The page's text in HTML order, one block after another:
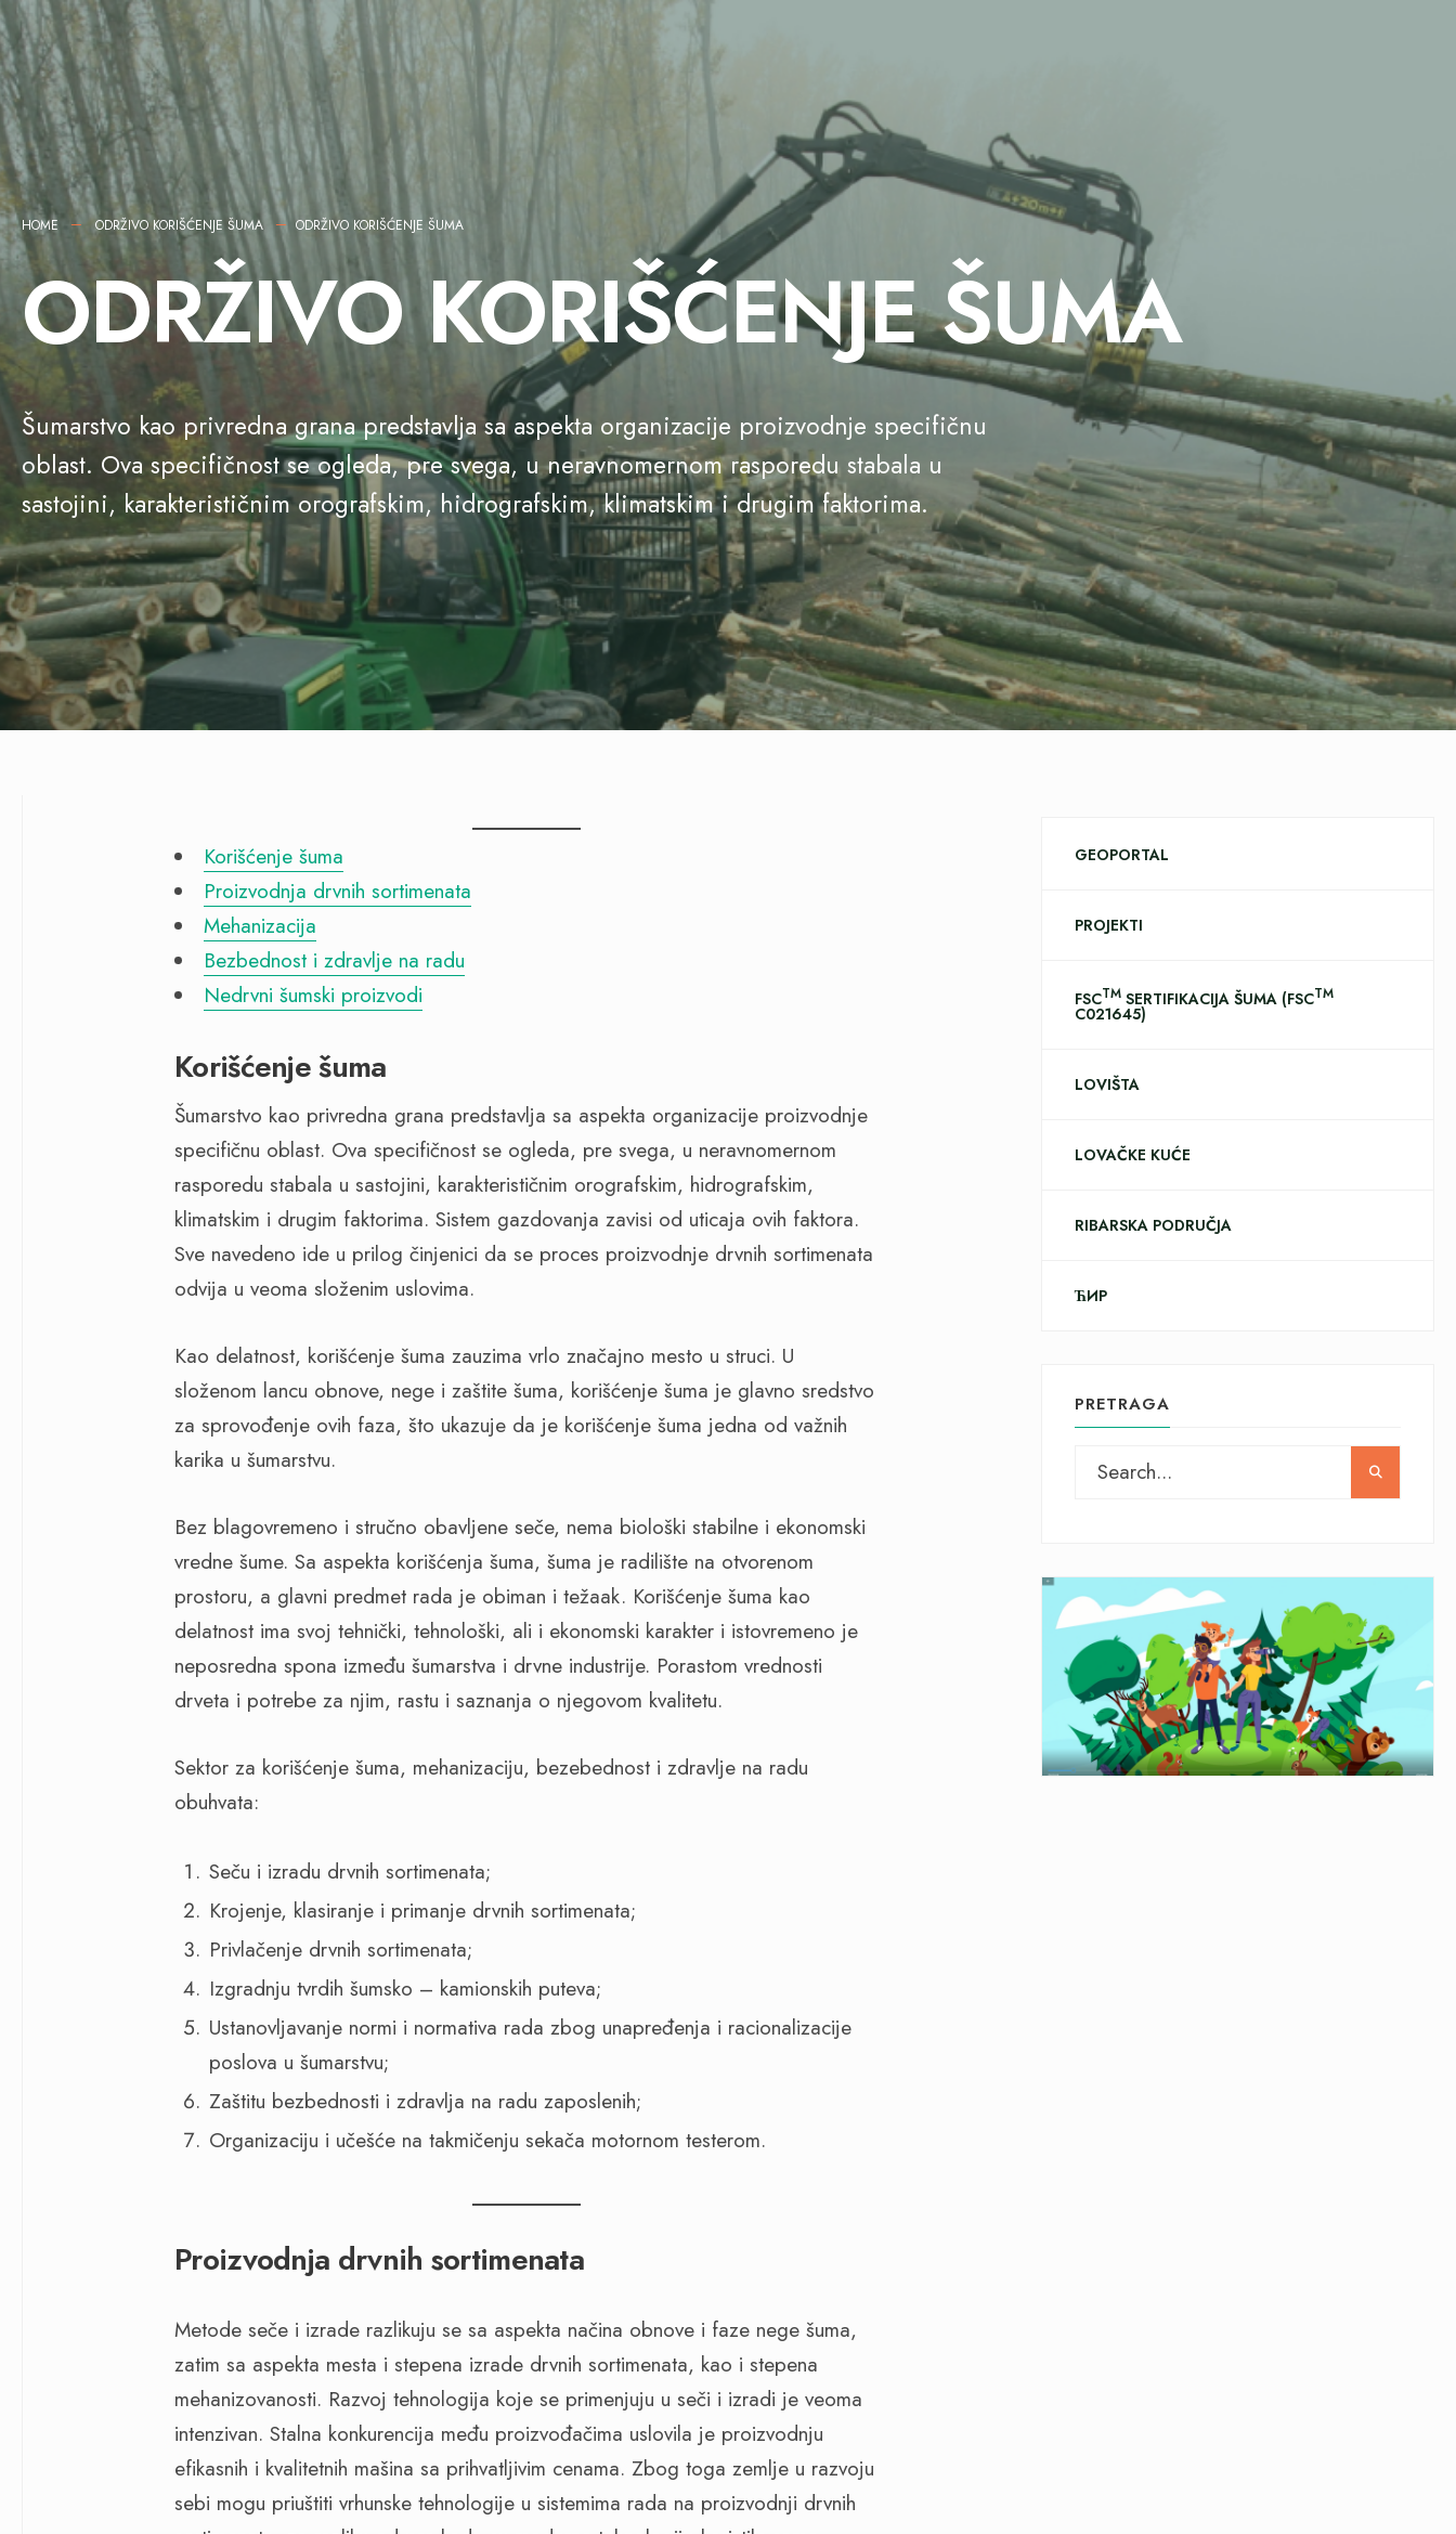
HOME ODRŽIVO KORIŠĆENJE ŠUMA ODRŽIVO KORIŠĆENJE ŠUMA
ODRŽIVO KORIŠĆENJE ŠUMA
Šumarstvo kao privredna grana predstavlja sa aspekta organizacije proizvodnje specifičnu
oblast. Ova specifičnost se ogleda, pre svega, u neravnomernom rasporedu stabala u
sastojini, karakterističnim orografskim, hidrografskim, klimatskim i drugim faktorima.
Korišćenje šuma
Proizvodnja drvnih sortimenata
Mehanizacija
Bezbednost i zdravlje na radu
Nedrvni šumski proizvodi
Korišćenje šuma
Šumarstvo kao privredna grana predstavlja sa aspekta organizacije proizvodnje
specifičnu oblast. Ova specifičnost se ogleda, pre svega, u neravnomernom
rasporedu stabala u sastojini, karakterističnim orografskim, hidrografskim,
klimatskim i drugim faktorima. Sistem gazdovanja zavisi od uticaja ovih faktora.
Sve navedeno ide u prilog činjenici da se proces proizvodnje drvnih sortimenata
odvija u veoma složenim uslovima.
Kao delatnost, korišćenje šuma zauzima vrlo značajno mesto u struci. U
složenom lancu obnove, nege i zaštite šuma, korišćenje šuma je glavno sredstvo
za sprovođenje ovih faza, što ukazuje da je korišćenje šuma jedna od važnih
karika u šumarstvu.
Bez blagovremeno i stručno obavljene seče, nema biološki stabilne i ekonomski
vredne šume. Sa aspekta korišćenja šuma, šuma je radilište na otvorenom
prostoru, a glavni predmet rada je obiman i težaak. Korišćenje šuma kao
delatnost ima svoj tehnički, tehnološki, ali i ekonomski karakter i istovremeno je
neposredna spona između šumarstva i drvne industrije. Porastom vrednosti
drveta i potrebe za njim, rastu i saznanja o njegovom kvalitetu.
Sektor za korišćenje šuma, mehanizaciju, bezebednost i zdravlje na radu
obuhvata:
Seču i izradu drvnih sortimenata;
Krojenje, klasiranje i primanje drvnih sortimenata;
Privlačenje drvnih sortimenata;
Izgradnju tvrdih šumsko – kamionskih puteva;
Ustanovljavanje normi i normativa rada zbog unapređenja i racionalizacije
poslova u šumarstvu;
Zaštitu bezbednosti i zdravlja na radu zaposlenih;
Organizaciju i učešće na takmičenju sekača motornom testerom.
Proizvodnja drvnih sortimenata
Metode seče i izrade razlikuju se sa aspekta načina obnove i faze nege šuma,
zatim sa aspekta mesta i stepena izrade drvnih sortimenata, kao i stepena
mehanizovanosti. Razvoj tehnologija koje se primenjuju u seči i izradi je veoma
intenzivan. Stalna konkurencija među proizvođačima uslovila je proizvodnju
efikasnih i kvalitetnih mašina sa prihvatljivim cenama. Zbog toga zemlje u razvoju
sebi mogu priuštiti vrhunske tehnologije u sistemima rada na proizvodnji drvnih
GEOPORTAL
PROJEKTI
FSCTMSERTIFIKACIJA ŠUMA (FSCTM
C021645)
LOVIŠTA
LOVAČKE KUĆE
RIBARSKA PODRUČJA
ЋИР
PRETRAGA